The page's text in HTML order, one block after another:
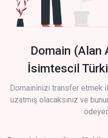
Domain (Alan
İsimtescil
Domaininizi transfer etmek
uzatmış olacaksınız ve